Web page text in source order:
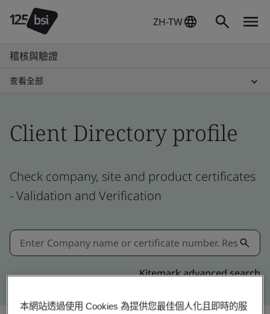
ZH-TW
稽核與驗證
查看全部
Client Directory profile
Check company, site and product certificates
- Validation and Verification
Kitemark advanced search
本網站透過使用 Cookies 為提供您最佳個人化且即時的服